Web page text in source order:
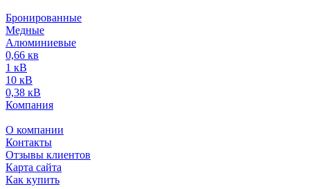
Бронированные
Медные
Алюминиевые
0,66 кв
1 кВ
10 кВ
0,38 кВ
Компания
О компании
Контакты
Отзывы клиентов
Карта сайта
Как купить